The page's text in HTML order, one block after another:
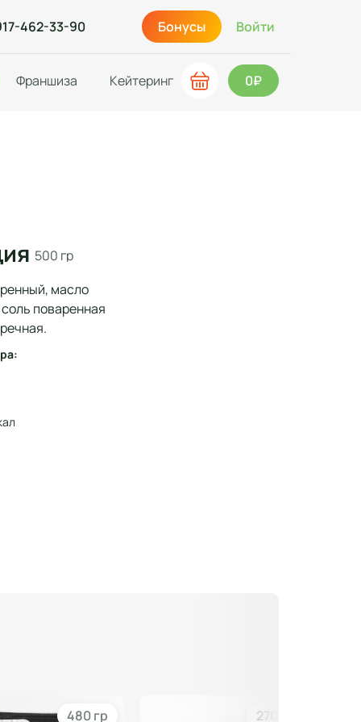
462-33-90 Бонусы Войти
Франшиза Кейтеринг 0₽
500 гр
масло
поваренная
480 гр 270 гр